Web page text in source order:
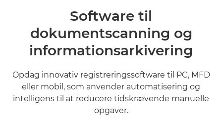
Software til
dokumentscanning og
informationsarkivering
Opdag innovativ registreringssoftware til PC, MFD
eller mobil, som anvender automatisering og
intelligens til at reducere tidskrævende manuelle
opgaver.